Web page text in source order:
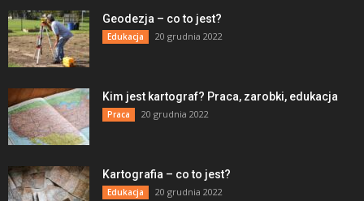
Geodezja – co to jest?
Edukacja 20 grudnia 2022
Kim jest kartograf? Praca, zarobki, edukacja
Praca 20 grudnia 2022
Kartografia – co to jest?
Edukacja 20 grudnia 2022